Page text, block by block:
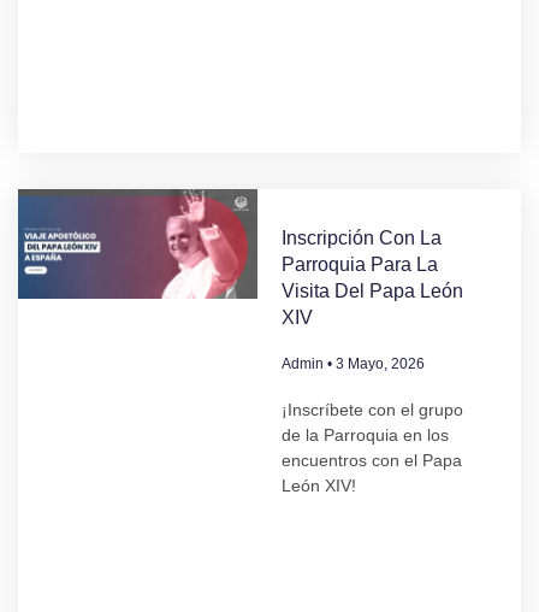
Inscripción Con La
Parroquia Para La
Visita Del Papa León
XIV
Admin 3 Mayo, 2026
¡Inscríbete con el grupo
de la Parroquia en los
encuentros con el Papa
León XIV!